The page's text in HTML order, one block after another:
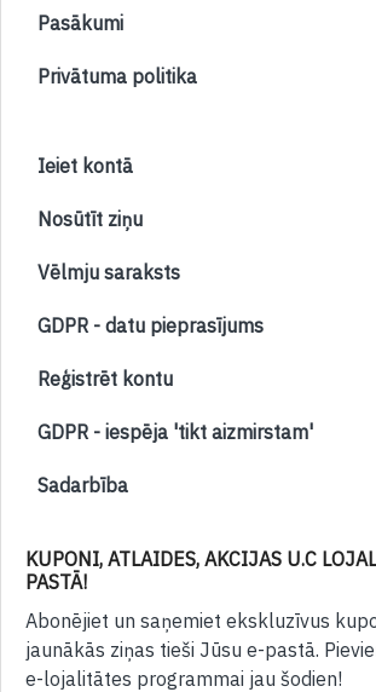
Pasākumi
Privātuma politika
Ieiet kontā
Nosūtīt ziņu
Vēlmju saraksts
GDPR - datu pieprasījums
Reģistrēt kontu
GDPR - iespēja 'tikt aizmirstam'
Sadarbība
KUPONI, ATLAIDES, AKCIJAS U.C
PASTĀ!
Abonējiet un saņemiet ekskluzīvus
jaunākās ziņas tieši Jūsu e-pastā.
e-lojalitātes programmai jau šodien!